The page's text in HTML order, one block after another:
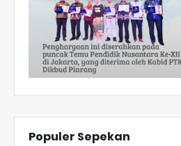
Populer Sepekan